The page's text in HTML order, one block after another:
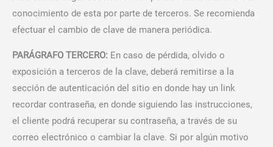
conocimiento de esta por parte de terceros. Se recomienda
efectuar el cambio de clave de manera periódica.
PARÁGRAFO TERCERO: En caso de pérdida, olvido o
exposición a terceros de la clave, deberá remitirse a la
sección de autenticación del sitio en donde hay un link
recordar contraseña, en donde siguiendo las instrucciones,
el cliente podrá recuperar su contraseña, a través de su
correo electrónico o cambiar la clave. Si por algún motivo